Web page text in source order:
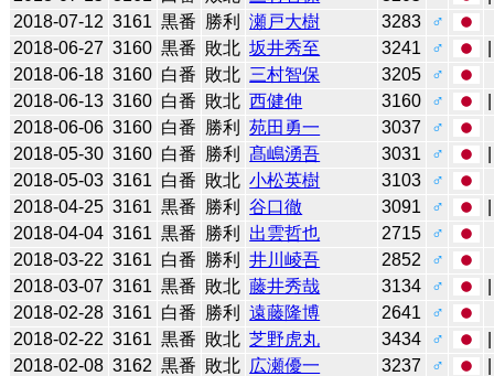
2018-07-12 3161 黒番 勝利 瀬戸大樹 3283
♂
2018-06-27 3160 黒番 敗北 坂井秀至 3241 ♂
2018-06-18 3160 白番 敗北 三村智保 3205
♂
2018-06-13 3160 白番 敗北 西健伸 3160 ♂
2018-06-06 3160 白番 勝利 苑田勇一 3037
♂
2018-05-30 3160 白番 勝利 髙嶋湧吾 3031 ♂
2018-05-03 3161 白番 敗北 小松英樹 3103
♂
2018-04-25 3161 黒番 勝利 谷口徹 3091 ♂
2018-04-04 3161 黒番 勝利 出雲哲也 2715
♂
2018-03-22 3161 白番 勝利 井川崚吾 2852
♂
2018-03-07 3161 黒番 敗北 藤井秀哉 3134 ♂
2018-02-28 3161 白番 勝利 遠藤隆博 2641
♂
2018-02-22 3161 黒番 敗北 芝野虎丸 3434 ♂
2018-02-08 3162 黒番 敗北 広瀬優一 3237 ♂